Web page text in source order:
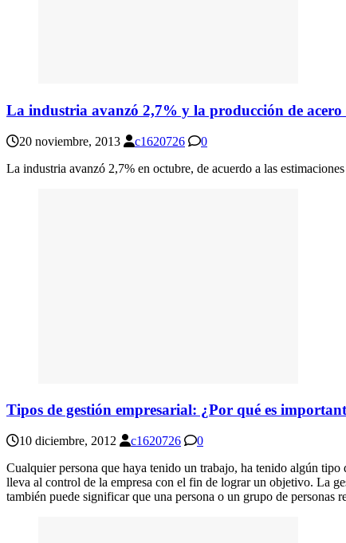
La industria avanzó 2,7% y la producción de
20 noviembre, 2013 c1620726
0
La industria avanzó 2,7% en octubre, de acuerdo a las
Tipos de gestión empresarial: ¿Por qué es
10 diciembre, 2012 c1620726
0
Cualquier persona que haya tenido un trabajo, ha tenido algún
lleva al control de la empresa con el fin de lograr un objetivo. La
también puede significar que una persona o un grupo de personas